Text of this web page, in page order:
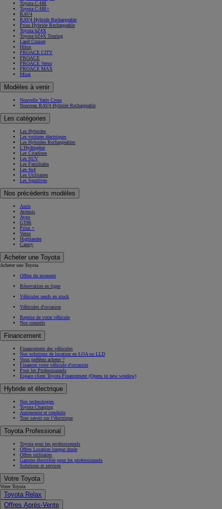
Toyota C-HR
Toyota C-HR+
RAV4
RAV4 Hybride Rechargeable
Prius Hybride Rechargeable
Toyota bZ4X
Toyota bZ4X Touring
Land Cruiser
Hilux
PROACE CITY
PROACE
PROACE Verso
PROACE MAX
Mirai
Modèles à venir
Nouvelle Yaris Cross
Nouveau RAV4 Hybride Rechargeable
Les catégories
Les Hybrides
Les voitures électriques
Les Hybrides Rechargeables
L'Hydrogène
Les Citadines
Les SUV
Les Familiales
Les 4x4
Les Utilitaires
Les Sportives
Nos précédents modèles
Auris
Avensis
Aygo
GT86
Prius +
Verso
Highlander
Camry
Acheter une Toyota
Acheter une Toyota
Offres du moment
Réservation en ligne
Véhicules neufs en stock
Véhicules d'occasion
Reprise de votre véhicule
Nos conseils
Financement
Financement des véhicules
Nos solutions de location en LOA ou LLD
Vous préférez acheter ?
Financez votre véhicule d'occasion
Pour les Professionnels
Espace client Toyota Financement (Opens in new window)
Hybride et électrique
Nos technologies
Toyota Charging
Autonomie et conduite
Tout savoir sur l’électrique
Toyota Professional
Toyota pour les professionnels
Offres Location longue durée
Offres utilitaires
Gamme électrifiée pour les professionnels
Solutions et services
Votre Toyota
Votre Toyota
Toyota Relax
Offres Après-Vente